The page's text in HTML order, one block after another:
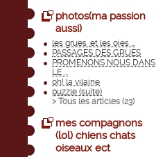
photos(ma passion
aussi)
les grues ,et les oies ...
PASSAGES DES GRUES
PROMENONS NOUS DANS
LE ...
oh! la vilaine
puzzle (suite)
> Tous les articles (23)
mes compagnons
(lol) chiens chats
oiseaux ect